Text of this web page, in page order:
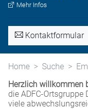
Mehr Infos
Kontaktformular
Home Suche
Herzlich willkommen
die ADFC-
viele